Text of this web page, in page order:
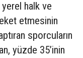
halk ve
etmesinin
sporcuların
yüzde 35’inin